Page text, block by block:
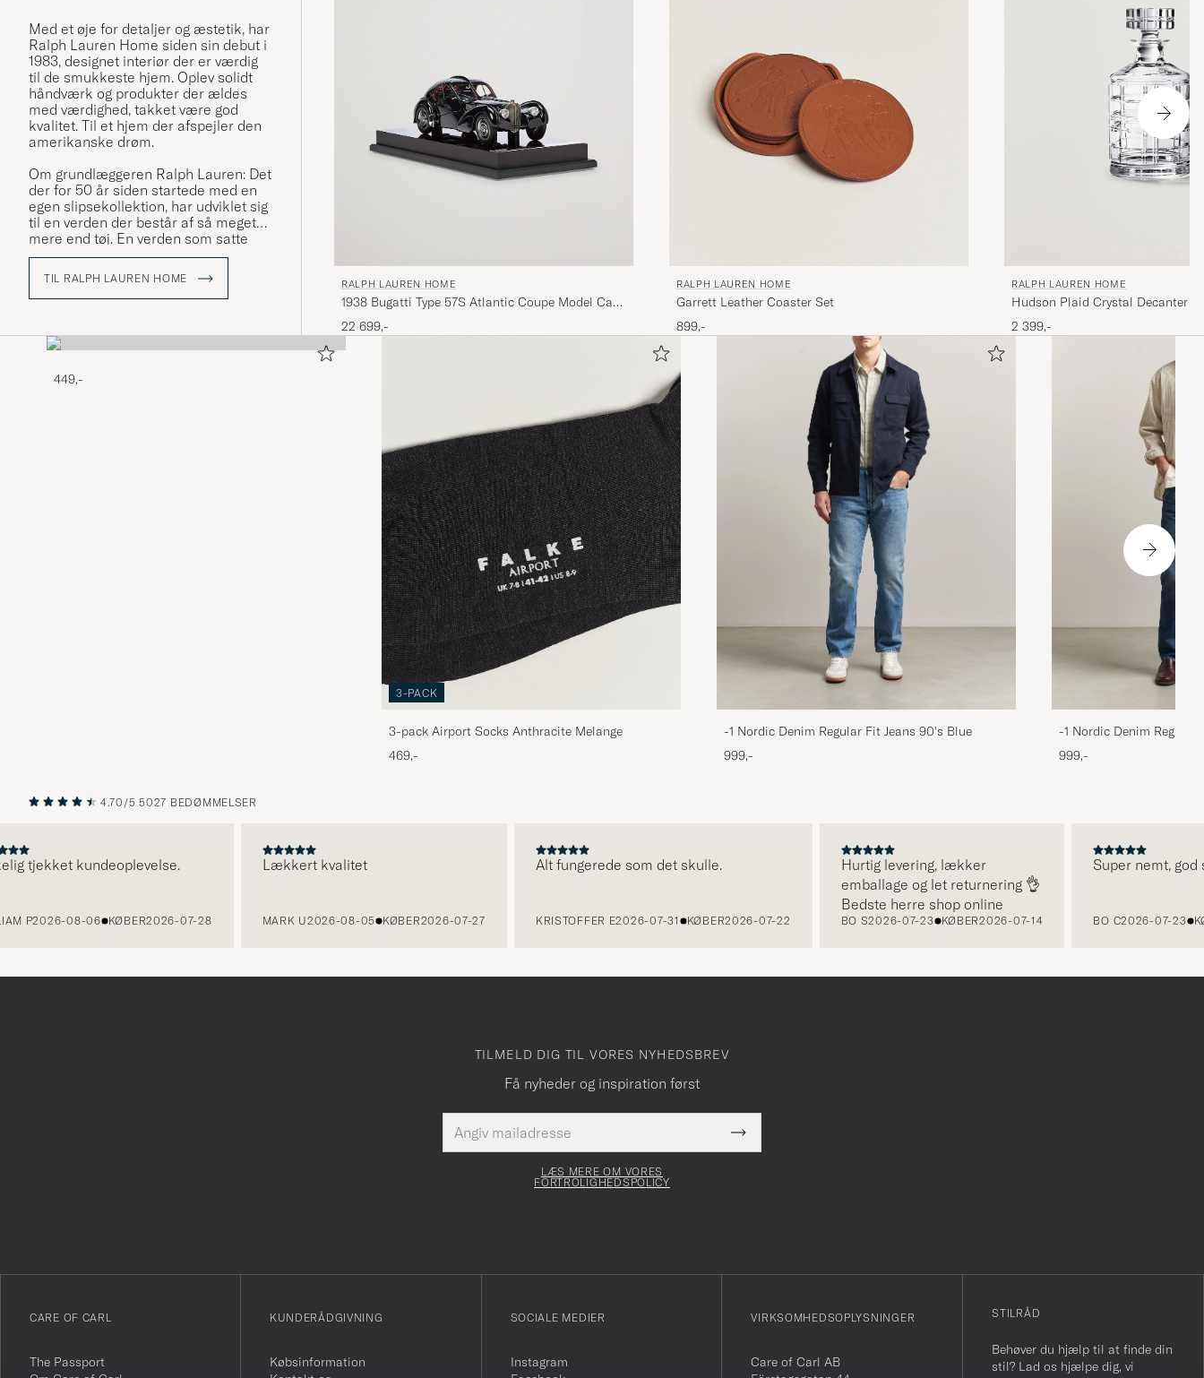
Med et øje for detaljer og æstetik, har
Ralph Lauren Home siden sin debut i
1983, designet interiør der er værdig
til de smukkeste hjem. Oplev solidt
håndværk og produkter der ældes
med værdighed, takket være god
kvalitet. Til et hjem der afspejler den
amerikanske drøm.
Om grundlæggeren Ralph Lauren: Det
der for 50 år siden startede med en
egen slipsekollektion, har udviklet sig
til en verden der består af så meget
mere end tøj. En verden som satte
præg på hvordan amerikansk stil
defineres. Ralph Lauren har altid
stået for høj kvalitet i sit håndværk, og
har været en innovatør både indenfor
sælger ikke bare tøj og udstyr, de
sælger en livsstil der afspejler den
TIL RALPH LAUREN HOME RALPH LAUREN HOME
1938 Bugatti Type 57S Atlantic Coupe Model Car
Black
22 699,-
RALPH LAUREN HOME
Garrett Leather Coaster Set
899,-
RALPH LAUREN HOME
Hudson Plaid Crystal Decanter
2 399,-
449,-
3-PACK
3-pack Airport Socks Anthracite Melange
469,-
-1 Nordic Denim Regular Fit Jeans 90's Blue
999,-
-1 Nordic Denim Regular
999,-
NÆSTE
4.70/5 5027 BEDØMMELSER
tjekket kundeoplevelse.
P2026-08-06 KØBER2026-07-28
Lækkert kvalitet
MARK U 2026-08-05 KØBER2026-07-27
Alt fungerede som det skulle.
KRISTOFFER E2026-07-31 KØBER2026-07-22
Hurtig levering, lækker
emballage og let returnering 👌
Bedste herre shop online
BO S2026-07-23 KØBER2026-07-14
Super nemt, god
BO C2026-07-23
TILMELD DIG TIL VORES NYHEDSBREV
Få nyheder og inspiration først
mailadresse
Dette
felt skal
Submit
Newsletter
till
nyhetsbrev!
LÆS MERE OM VORES
FORTROLIGHEDSPOLICY
CARE OF CARL
The Passport
KUNDERÅDGIVNING
Købsinformation
SOCIALE MEDIER
Instagram
VIRKSOMHEDSOPLYSNINGER
Care of Carl AB
STILRÅD
Behøver du hjælp til at finde din
stil? Lad os hjælpe dig, vi